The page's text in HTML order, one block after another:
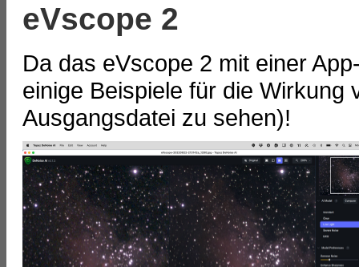
eVscope 2
Da das eVscope 2 mit einer
einige Beispiele für die Wirkung
Ausgangsdatei zu sehen)!